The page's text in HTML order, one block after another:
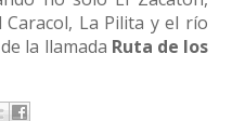
La Pilita y el río
la llamada Ruta de los